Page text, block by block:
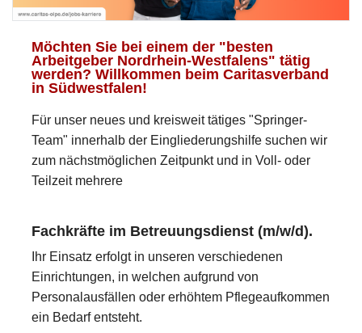
Möchten Sie bei einem der "besten
Arbeitgeber Nordrhein-Westfalens" tätig
werden? Willkommen beim Caritasverband
in Südwestfalen!
Für unser neues und kreisweit tätiges "Springer-
Team" innerhalb der Eingliederungshilfe suchen wir
zum nächstmöglichen Zeitpunkt und in Voll- oder
Teilzeit mehrere
Fachkräfte im Betreuungsdienst (m/w/d).
Ihr Einsatz erfolgt in unseren verschiedenen
Einrichtungen, in welchen aufgrund von
Personalausfällen oder erhöhtem Pflegeaufkommen
ein Bedarf entsteht.